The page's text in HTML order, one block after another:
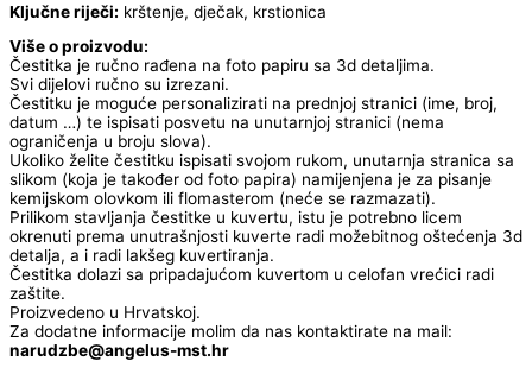
Ključne riječi: krštenje, dječak, krstionica
Više o proizvodu:
Čestitka je ručno rađena na foto papiru sa 3d detaljima.
Svi dijelovi ručno su izrezani.
Čestitku je moguće personalizirati na prednjoj stranici (ime, broj,
datum …) te ispisati posvetu na unutarnjoj stranici (nema
ograničenja u broju slova).
Ukoliko želite čestitku ispisati svojom rukom, unutarnja stranica sa
slikom (koja je također od foto papira) namijenjena je za pisanje
kemijskom olovkom ili flomasterom (neće se razmazati).
Prilikom stavljanja čestitke u kuvertu, istu je potrebno licem
okrenuti prema unutrašnjosti kuverte radi možebitnog oštećenja 3d
detalja, a i radi lakšeg kuvertiranja.
Čestitka dolazi sa pripadajućom kuvertom u celofan vrećici radi
zaštite.
Proizvedeno u Hrvatskoj.
Za dodatne informacije molim da nas kontaktirate na mail:
rh.tsm-sulegna
@ebzduran